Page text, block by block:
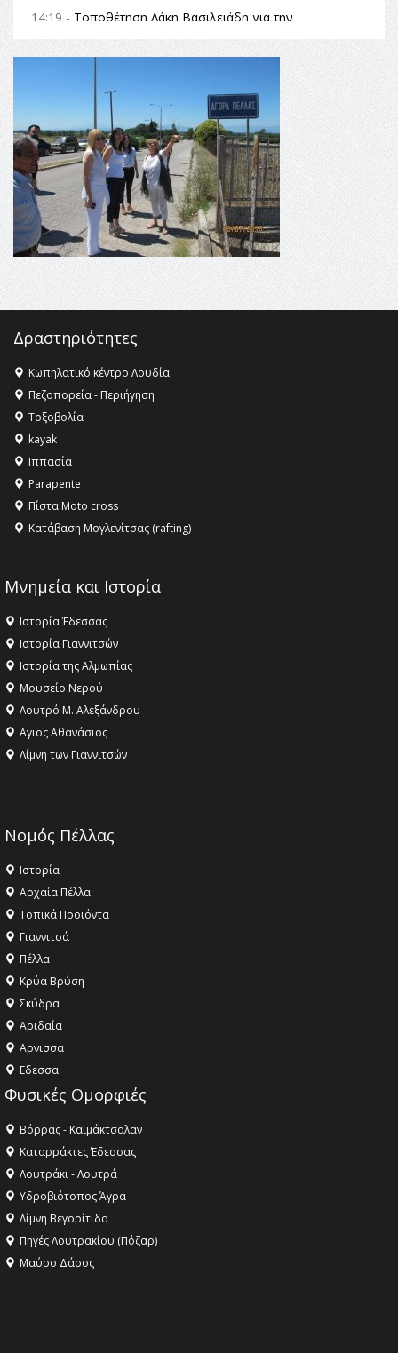
14:19 - Τοποθέτηση Λάκη Βασιλειάδη για την
Αναθεώρηση του Συντάγματος: «Σε τέτοιες κορυφαίες
θεσμικές διαδικασίες υπάρχει μόνο η ευθύνη απέναντι
Το πρόγραμμα του ΠΑΟΚ στον δεύτερο γύρο του
Champions League!
16:27 -Όλυμπος: Εντάχθηκε στον Κατάλογο Παγκόσμιας
Κληρονομιάς της UNESCO – Ομόφωνη η απόφαση Ο
Όλυμπος αναγνωρίστηκε ως φυσικό και πολιτιστικό
αγαθό εξέχουσας οικουμενικής αξίας για την
ανθρωπότητα
16:18 -ΕΝΟΡΙΑΚΕΣ ΚΑΛΟΚΑΙΡΙΝΕΣ ΔΡΑΣΕΙΣ ΓΙΑ ΠΑΙΔΙΑ
ΣΤΗΝ ΕΔΕΣΣΑ
Δραστηριότητες
Κωπηλατικό κέντρο Λουδία
Πεζοπορεία - Περιήγηση
Τοξοβολία
kayak
Ιππασία
Parapente
Πίστα Moto cross
Κατάβαση Μογλενίτσας (rafting)
Μνημεία και Ιστορία
Ιστορία Έδεσσας
Ιστορία Γιαννιτσών
Ιστορία της Αλμωπίας
Μουσείο Νερού
Λουτρό Μ. Αλεξάνδρου
Αγιος Αθανάσιος
Λίμνη των Γιαννιτσών
Νομός Πέλλας
Ιστορία
Αρχαία Πέλλα
Τοπικά Προϊόντα
Γιαννιτσά
Πέλλα
Κρύα Βρύση
Σκύδρα
Αριδαία
Aρνισσα
Eδεσσα
Φυσικές Ομορφιές
Βόρρας - Καϊμάκτσαλαν
Καταρράκτες Έδεσσας
Λουτράκι - Λουτρά
Υδροβιότοπος Άγρα
Λίμνη Βεγορίτιδα
Πηγές Λουτρακίου (Πόζαρ)
Μαύρο Δάσος